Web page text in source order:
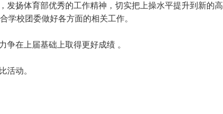
扬体育部优秀的工作精神，切实把上操水平提升到新的高
学校团委做好各方面的相关工作。
在上届基础上取得更好成绩 。
动。